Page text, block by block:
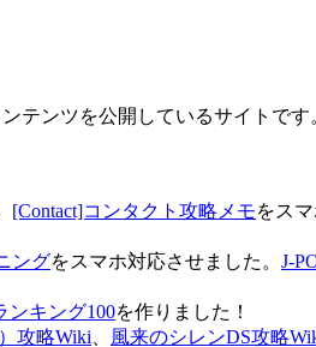
テンツを公開しているサイトです
[Contact]コンタクト攻略メモをス
ングをスマホ対応させました。 J-
ンキング100を作りました！
攻略Wiki 風来のシレンDS攻略